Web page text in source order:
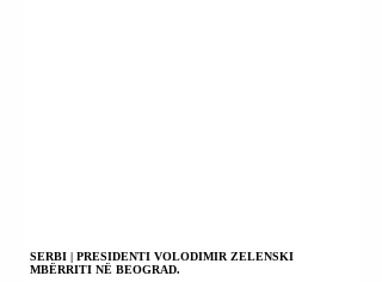
SERBI | PRESIDENTI VOLODIMIR ZELENSKI
MBËRRITI NË BEOGRAD.